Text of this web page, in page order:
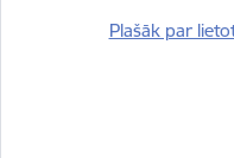
Plašāk par